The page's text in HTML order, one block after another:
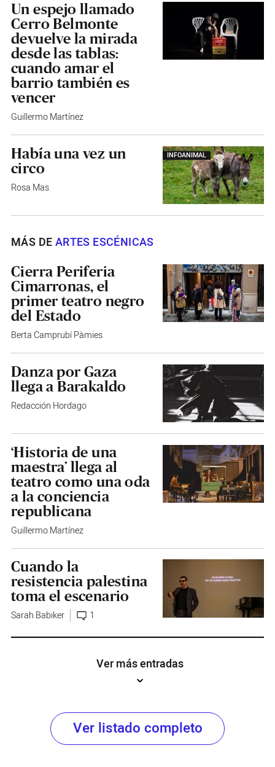
Un espejo llamado
Cerro Belmonte
devuelve la mirada
desde las tablas:
cuando amar el
barrio también es
vencer
Guillermo Martínez
INFOANIMAL
Había una vez un
circo
Rosa Mas
MÁS DEARTES ESCÉNICAS
Cierra Periferia
Cimarronas, el
primer teatro negro
del Estado
Berta Camprubí Pàmies
Danza por Gaza
llega a Barakaldo
Redacción Hordago
‘Historia de una
maestra’ llega al
teatro como una oda
a la conciencia
republicana
Guillermo Martínez
Cuando la
resistencia palestina
toma el escenario
Sarah Babiker 1
Ver más entradas
Ver listado completo